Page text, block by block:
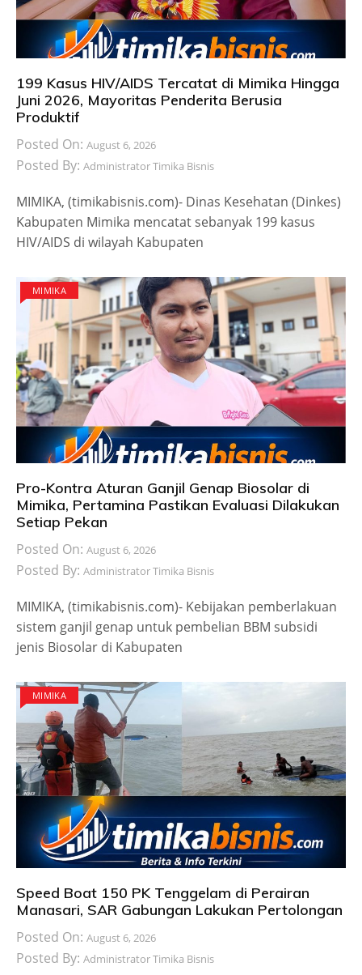
199 Kasus HIV/AIDS Tercatat di Mimika Hingga
Juni 2026, Mayoritas Penderita Berusia
Produktif
Posted On: August 6, 2026
Posted By: Administrator Timika Bisnis
MIMIKA, (timikabisnis.com)- Dinas Kesehatan (Dinkes)
Kabupaten Mimika mencatat sebanyak 199 kasus
HIV/AIDS di wilayah Kabupaten
MIMIKA
Pro-Kontra Aturan Ganjil Genap Biosolar di
Mimika, Pertamina Pastikan Evaluasi Dilakukan
Setiap Pekan
Posted On: August 6, 2026
Posted By: Administrator Timika Bisnis
MIMIKA, (timikabisnis.com)- Kebijakan pemberlakuan
sistem ganjil genap untuk pembelian BBM subsidi
jenis Biosolar di Kabupaten
MIMIKA
Speed Boat 150 PK Tenggelam di Perairan
Manasari, SAR Gabungan Lakukan Pertolongan
Posted On: August 6, 2026
Posted By: Administrator Timika Bisnis